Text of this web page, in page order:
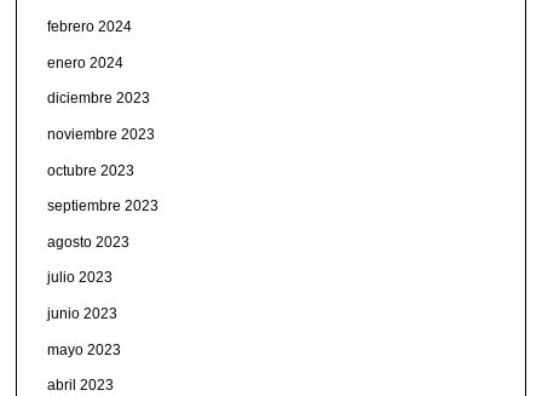
febrero 2024
enero 2024
diciembre 2023
noviembre 2023
octubre 2023
septiembre 2023
agosto 2023
julio 2023
junio 2023
mayo 2023
abril 2023